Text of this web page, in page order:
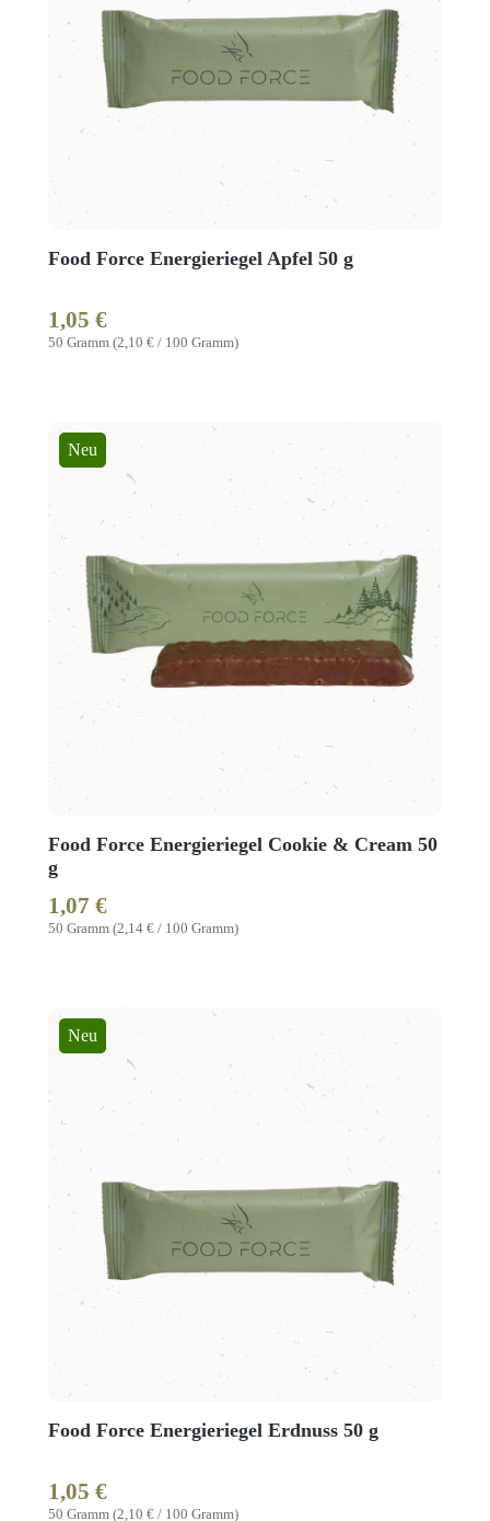
Food Force Energieriegel Apfel 50 g
50 Gramm (2,10 € / 100 Gramm)
Regulärer Preis:
1,05 €
Neu
Food Force Energieriegel Cookie & Cream 50
g
50 Gramm (2,14 € / 100 Gramm)
Regulärer Preis:
1,07 €
Neu
Food Force Energieriegel Erdnuss 50 g
50 Gramm (2,10 € / 100 Gramm)
Regulärer Preis:
1,05 €